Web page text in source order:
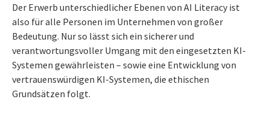
Der Erwerb unterschiedlicher Ebenen von AI Literacy ist
also für alle Personen im Unternehmen von großer
Bedeutung. Nur so lässt sich ein sicherer und
verantwortungsvoller Umgang mit den eingesetzten KI-
Systemen gewährleisten – sowie eine Entwicklung von
vertrauenswürdigen KI-Systemen, die ethischen
Grundsätzen folgt.